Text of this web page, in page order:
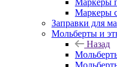
Маркеры
Маркеры
Заправки для
Мольберты и
Назад